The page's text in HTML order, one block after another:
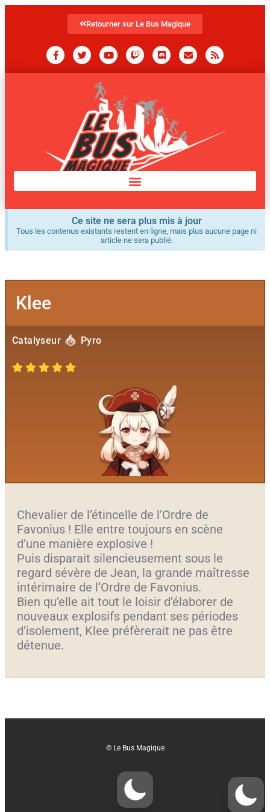
Retourner sur Le Bus Magique
Ce site ne sera plus mis à jour
Tous les contenus existants restent en ligne, mais plus aucune page ni
article ne sera publié.
Klee
Catalyseur Pyro
Chevalier de l’étincelle de l’Ordre de
Favonius ! Elle entre toujours en scène
d’une manière explosive !
Puis disparait silencieusement sous le
regard sévère de Jean, la grande maîtresse
intérimaire de l’Ordre de Favonius.
Bien qu’elle ait tout le loisir d’élaborer de
nouveaux explosifs pendant ses périodes
d’isolement, Klee préfèrerait ne pas être
détenue.
© Le Bus Magique